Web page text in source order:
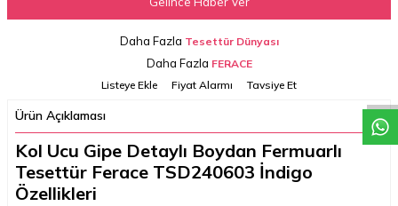
Daha Fazla Tesettür Dünyası
Daha Fazla FERACE
Listeye Ekle
Fiyat Alarmı Tavsiye Et
Ürün Açıklaması
Kol Ucu Gipe Detaylı Boydan Fermuarlı
Tesettür Ferace TSD240603 İndigo
Özellikleri